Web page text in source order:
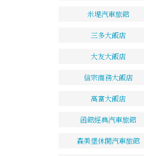
米堤汽車旅館
三多大飯店
大友大飯店
信宗商務大飯店
高富大飯店
函館經典汽車旅館
森美堡休閒汽車旅館